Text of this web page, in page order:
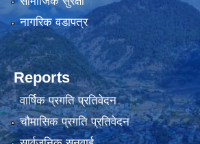
नागरिक वडापत्र
Reports
वार्षिक प्रगति प्रतिवेदन
चौमासिक प्रगति प्रतिवेदन